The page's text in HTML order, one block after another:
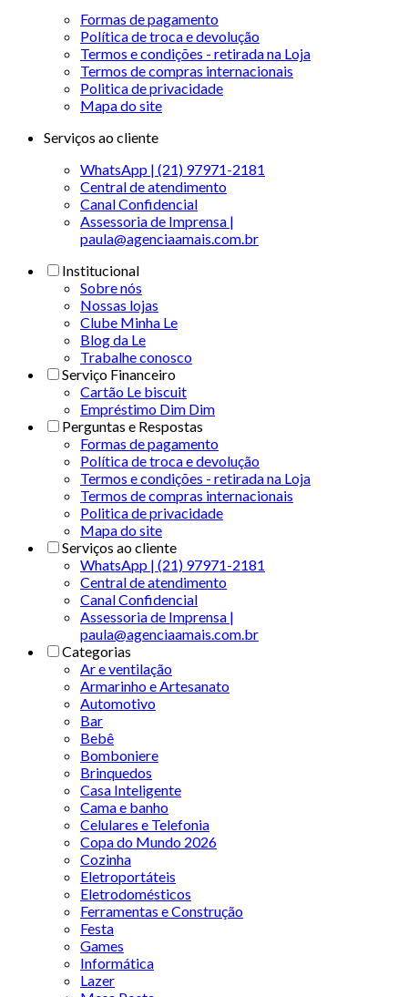
Formas de pagamento
Política de troca e devolução
Termos e condições - retirada na Loja
Termos de compras internacionais
Politica de privacidade
Mapa do site
Serviços ao cliente
WhatsApp | (21) 97971-2181
Central de atendimento
Canal Confidencial
Assessoria de Imprensa |
paula@agenciaamais.com.br
Institucional
Sobre nós
Nossas lojas
Clube Minha Le
Blog da Le
Trabalhe conosco
Serviço Financeiro
Cartão Le biscuit
Empréstimo Dim Dim
Perguntas e Respostas
Formas de pagamento
Política de troca e devolução
Termos e condições - retirada na Loja
Termos de compras internacionais
Politica de privacidade
Mapa do site
Serviços ao cliente
WhatsApp | (21) 97971-2181
Central de atendimento
Canal Confidencial
Assessoria de Imprensa |
paula@agenciaamais.com.br
Categorias
Ar e ventilação
Armarinho e Artesanato
Automotivo
Bar
Bebê
Bomboniere
Brinquedos
Casa Inteligente
Cama e banho
Celulares e Telefonia
Copa do Mundo 2026
Cozinha
Eletroportáteis
Eletrodomésticos
Ferramentas e Construção
Festa
Games
Informática
Lazer